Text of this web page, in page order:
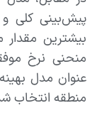
پیش‌بینی کلی و
بیشترین
عنوان مدل
منطقه انتخاب